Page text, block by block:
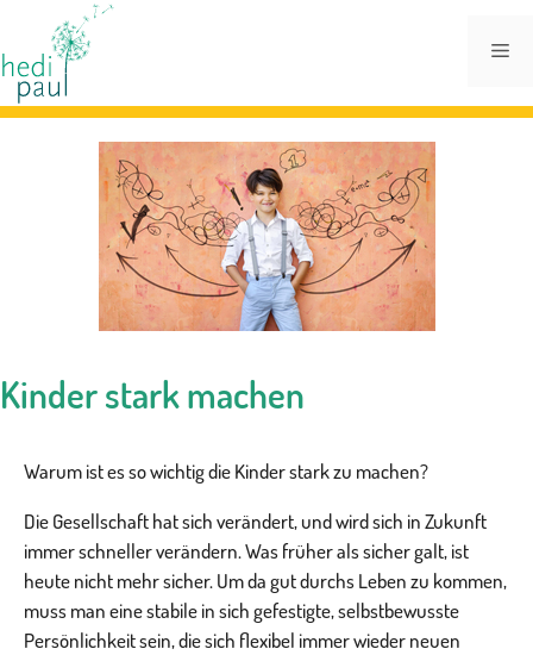
springen
Kinder stark machen
Warum ist es so wichtig die Kinder stark zu machen?
Die Gesellschaft hat sich verändert, und wird sich in Zukunft
immer schneller verändern. Was früher als sicher galt, ist
heute nicht mehr sicher. Um da gut durchs Leben zu kommen,
muss man eine stabile in sich gefestigte, selbstbewusste
Persönlichkeit sein, die sich flexibel immer wieder neuen